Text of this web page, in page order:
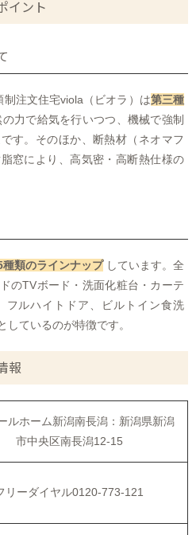
イント
注文住宅viola（ビオラ）は第三種
力で給気を行いつつ、機械で強制
す。そのほか、断熱材（ネオマフ
窓により、高気密・高断熱仕様の
類のラインナップ しています。全
のTVボード・洗面化粧台・カーテ
フルハイトドア、ビルトイン食洗
ているのが特徴です。
報
ルホーム新潟南長潟：新潟県新潟
市中央区南長潟12-15
リーダイヤル0120-773-121